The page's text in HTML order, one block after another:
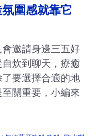
圍感就靠它
邀請身邊三五好
炊到聊天，療癒
要選擇合適的地
關重要，小編來